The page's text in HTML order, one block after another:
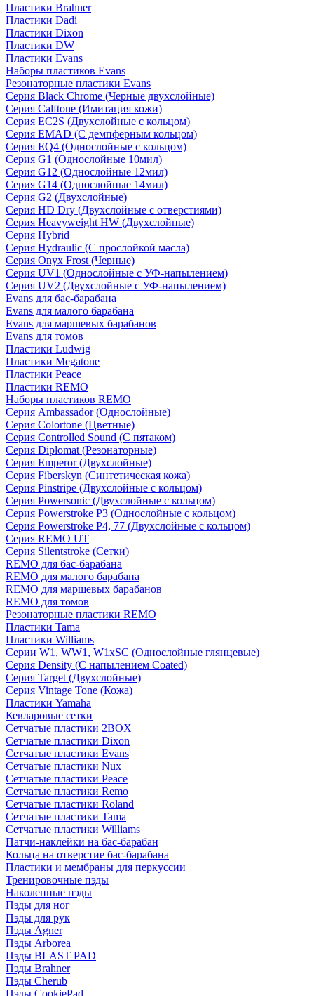
Пластики Brahner
Пластики Dadi
Пластики Dixon
Пластики DW
Пластики Evans
Наборы пластиков Evans
Резонаторные пластики Evans
Серия Black Chrome (Черные двухслойные)
Серия Calftone (Имитация кожи)
Серия EC2S (Двухслойные с кольцом)
Серия EMAD (С демпферным кольцом)
Серия EQ4 (Однослойные с кольцом)
Серия G1 (Однослойные 10мил)
Серия G12 (Однослойные 12мил)
Серия G14 (Однослойные 14мил)
Серия G2 (Двухслойные)
Серия HD Dry (Двухслойные с отверстиями)
Серия Heavyweight HW (Двухслойные)
Серия Hybrid
Серия Hydraulic (С прослойкой масла)
Серия Onyx Frost (Черные)
Серия UV1 (Однослойные с УФ-напылением)
Серия UV2 (Двухслойные с УФ-напылением)
Evans для бас-барабана
Evans для малого барабана
Evans для маршевых барабанов
Evans для томов
Пластики Ludwig
Пластики Megatone
Пластики Peace
Пластики REMO
Наборы пластиков REMO
Серия Ambassador (Однослойные)
Серия Colortone (Цветные)
Серия Controlled Sound (С пятаком)
Серия Diplomat (Резонаторные)
Серия Emperor (Двухслойные)
Серия Fiberskyn (Синтетическая кожа)
Серия Pinstripe (Двухслойные с кольцом)
Серия Powersonic (Двухслойные с кольцом)
Серия Powerstroke P3 (Однослойные с кольцом)
Серия Powerstroke P4, 77 (Двухслойные с кольцом)
Серия REMO UT
Серия Silentstroke (Сетки)
REMO для бас-барабана
REMO для малого барабана
REMO для маршевых барабанов
REMO для томов
Резонаторные пластики REMO
Пластики Tama
Пластики Williams
Серии W1, WW1, W1xSC (Однослойные глянцевые)
Серия Density (C напылением Coated)
Серия Target (Двухслойные)
Серия Vintage Tone (Кожа)
Пластики Yamaha
Кевларовые сетки
Сетчатые пластики 2BOX
Сетчатые пластики Dixon
Сетчатые пластики Evans
Сетчатые пластики Nux
Сетчатые пластики Peace
Сетчатые пластики Remo
Сетчатые пластики Roland
Сетчатые пластики Tama
Сетчатые пластики Williams
Патчи-наклейки на бас-барабан
Кольца на отверстие бас-барабана
Пластики и мембраны для перкуссии
Тренировочные пэды
Наколенные пэды
Пэды для ног
Пэды для рук
Пэды Agner
Пэды Arborea
Пэды BLAST PAD
Пэды Brahner
Пэды Cherub
Пэды CookiePad